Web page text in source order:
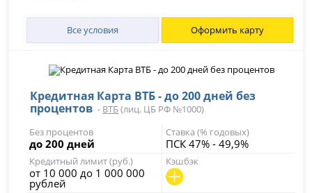
Все условия Оформить карту
Кредитная Карта ВТБ - до 200 дней без
процентов - ВТБ(лиц. ЦБ РФ №1000)
Без процентов
до 200 дней
Ставка (% годовых)
ПСК 47% - 49,9%
Кредитный лимит (руб.)
от 10 000 до 1 000 000
рублей
Кэшбэк